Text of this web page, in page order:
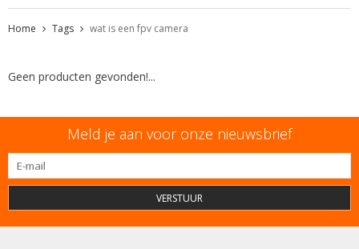
Home Tags wat is een fpv camera
Geen producten gevonden!...
Meld je aan voor onze nieuwsbrief
VERSTUUR